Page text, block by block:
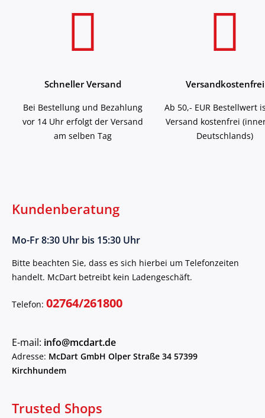
Schneller Versand
Bei Bestellung und Bezahlung
vor 14 Uhr erfolgt der Versand
am selben Tag
Versandkostenfrei
Ab 50,- EUR Bestellwert
Versand kostenfrei
Deutschlands)
Kundenberatung
Mo-Fr 8:30 Uhr bis 15:30 Uhr
Bitte beachten Sie, dass es sich hierbei um Telefonzeiten
handelt. McDart betreibt kein Ladengeschäft.
Telefon: 02764/261800
E-mail: info@mcdart.de
Adresse: McDart GmbH Olper Straße 34 57399
Kirchhundem
Trusted Shops